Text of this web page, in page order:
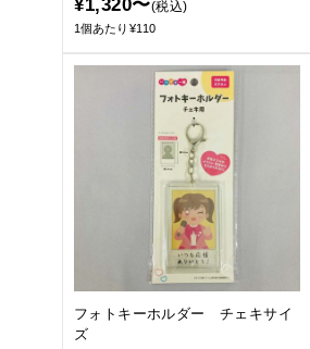
¥1,320〜(税込)
1個あたり¥110
フォトキーホルダー チェキサイ
ズ